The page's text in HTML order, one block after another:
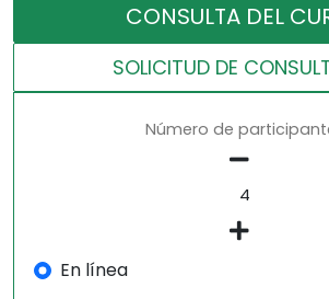
CONSULTA DEL
SOLICITUD DE
Número de
En línea